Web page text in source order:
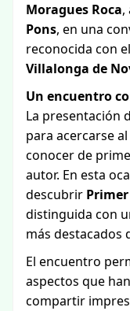
Moragues Roca,
Pons, en una
reconocida con el
Villalonga de
Un encuentro
La presentación
para acercarse
conocer de
autor. En esta
descubrir
distinguida con
más destacados
El encuentro
aspectos que
compartir